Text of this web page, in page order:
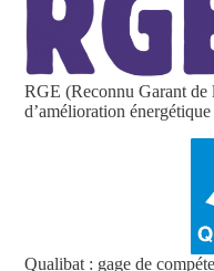
RGE (Reconnu Garant
d’amélioration énergétique
Qualibat : gage de